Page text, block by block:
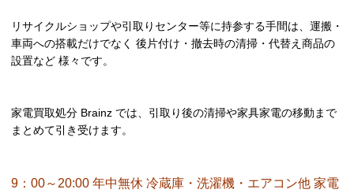
リサイクルショップや引取りセンター等に持参する手間は、運搬・
車両への搭載だけでなく 後片付け・撤去時の清掃・代替え商品の
設置など 様々です。
家電買取処分 Brainz では、引取り後の清掃や家具家電の移動まで
まとめて引き受けます。
9：00～20:00 年中無休 冷蔵庫・洗濯機・エアコン他 家電